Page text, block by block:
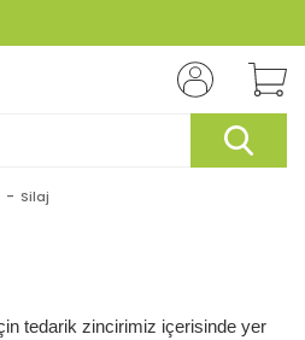
Silaj
tedarik zincirimiz içerisinde yer